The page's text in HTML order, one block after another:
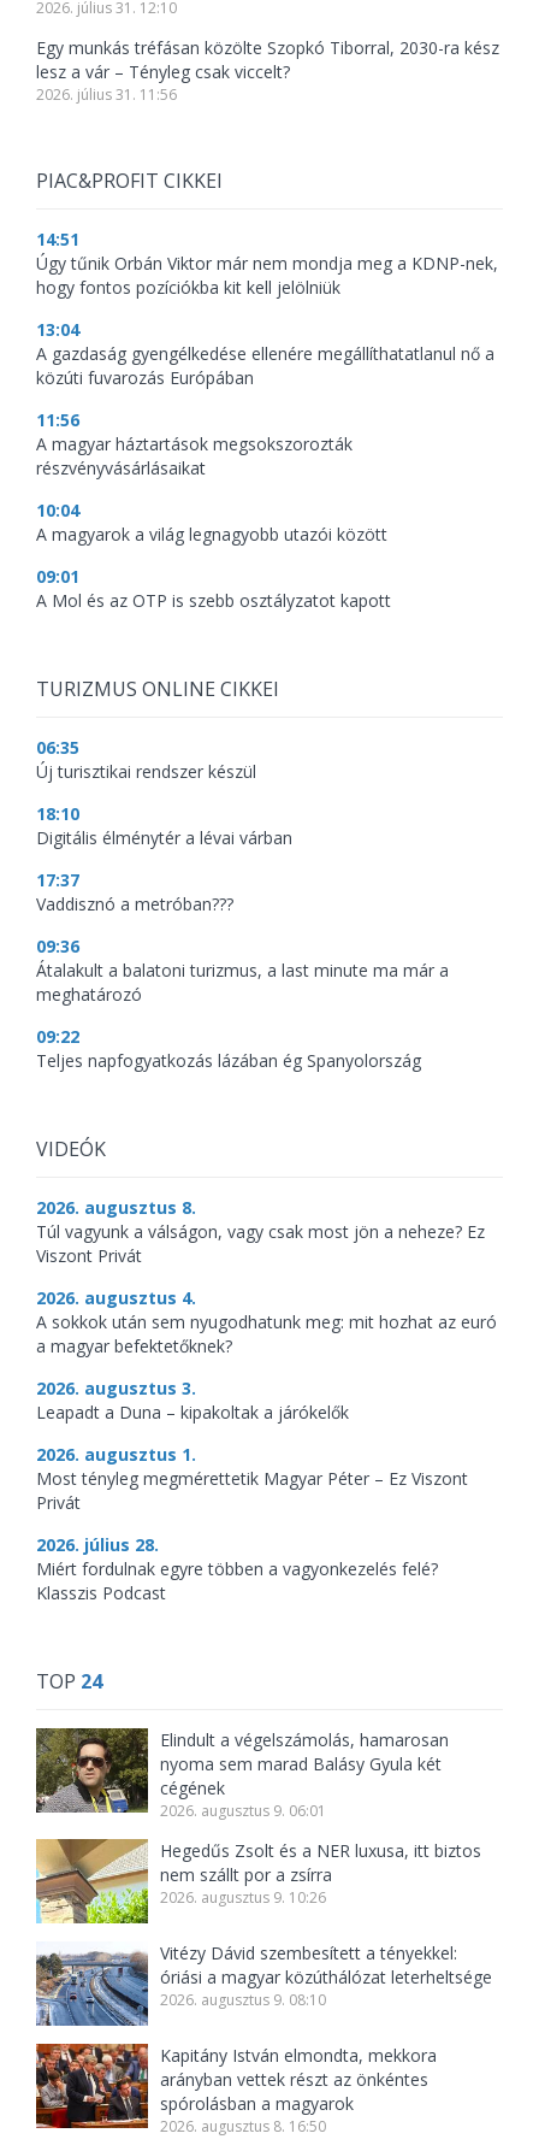
2026. július 31. 12:10
Egy munkás tréfásan közölte Szopkó Tiborral, 2030-ra kész
lesz a vár – Tényleg csak viccelt?
2026. július 31. 11:56
PIAC&PROFIT CIKKEI
14:51
Úgy tűnik Orbán Viktor már nem mondja meg a KDNP-nek,
hogy fontos pozíciókba kit kell jelölniük
13:04
A gazdaság gyengélkedése ellenére megállíthatatlanul nő a
közúti fuvarozás Európában
11:56
A magyar háztartások megsokszorozták
részvényvásárlásaikat
10:04
A magyarok a világ legnagyobb utazói között
09:01
A Mol és az OTP is szebb osztályzatot kapott
TURIZMUS ONLINE CIKKEI
06:35
Új turisztikai rendszer készül
18:10
Digitális élménytér a lévai várban
17:37
Vaddisznó a metróban???
09:36
Átalakult a balatoni turizmus, a last minute ma már a
meghatározó
09:22
Teljes napfogyatkozás lázában ég Spanyolország
VIDEÓK
2026. augusztus 8.
Túl vagyunk a válságon, vagy csak most jön a neheze? Ez
Viszont Privát
2026. augusztus 4.
A sokkok után sem nyugodhatunk meg: mit hozhat az euró
a magyar befektetőknek?
2026. augusztus 3.
Leapadt a Duna – kipakoltak a járókelők
2026. augusztus 1.
Most tényleg megmérettetik Magyar Péter – Ez Viszont
Privát
2026. július 28.
Miért fordulnak egyre többen a vagyonkezelés felé?
Klasszis Podcast
TOP 24
Elindult a végelszámolás, hamarosan
nyoma sem marad Balásy Gyula két
cégének
2026. augusztus 9. 06:01
Hegedűs Zsolt és a NER luxusa, itt biztos
nem szállt por a zsírra
2026. augusztus 9. 10:26
Vitézy Dávid szembesített a tényekkel:
óriási a magyar közúthálózat leterheltsége
2026. augusztus 9. 08:10
Kapitány István elmondta, mekkora
arányban vettek részt az önkéntes
spórolásban a magyarok
2026. augusztus 8. 16:50